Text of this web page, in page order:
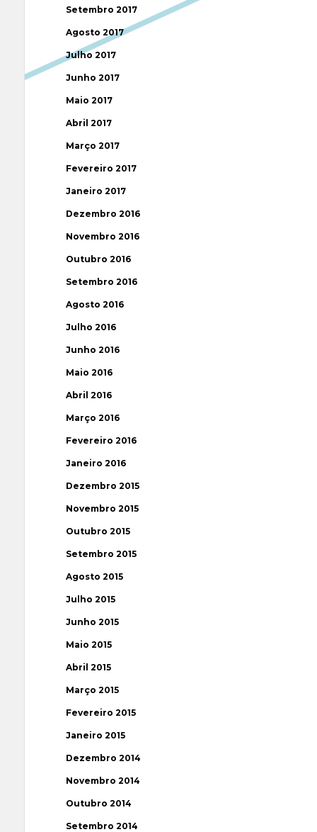
Setembro 2017
Agosto 2017
Julho 2017
Junho 2017
Maio 2017
Abril 2017
Março 2017
Fevereiro 2017
Janeiro 2017
Dezembro 2016
Novembro 2016
Outubro 2016
Setembro 2016
Agosto 2016
Julho 2016
Junho 2016
Maio 2016
Abril 2016
Março 2016
Fevereiro 2016
Janeiro 2016
Dezembro 2015
Novembro 2015
Outubro 2015
Setembro 2015
Agosto 2015
Julho 2015
Junho 2015
Maio 2015
Abril 2015
Março 2015
Fevereiro 2015
Janeiro 2015
Dezembro 2014
Novembro 2014
Outubro 2014
Setembro 2014